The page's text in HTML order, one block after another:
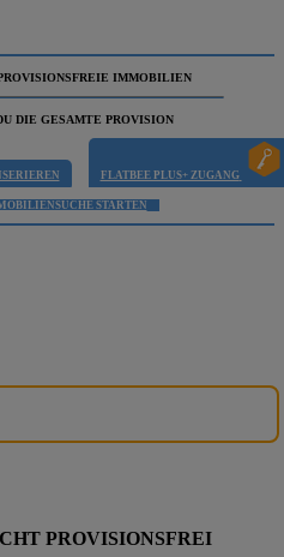
IMMOBILIEN
DIE GESAMTE PROVISION
FLATBEE PLUS+ ZUGANG
STARTEN
PROVISIONSFREI